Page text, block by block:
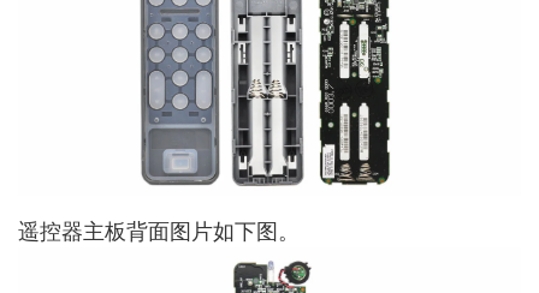
遥控器主板背面图片如下图。